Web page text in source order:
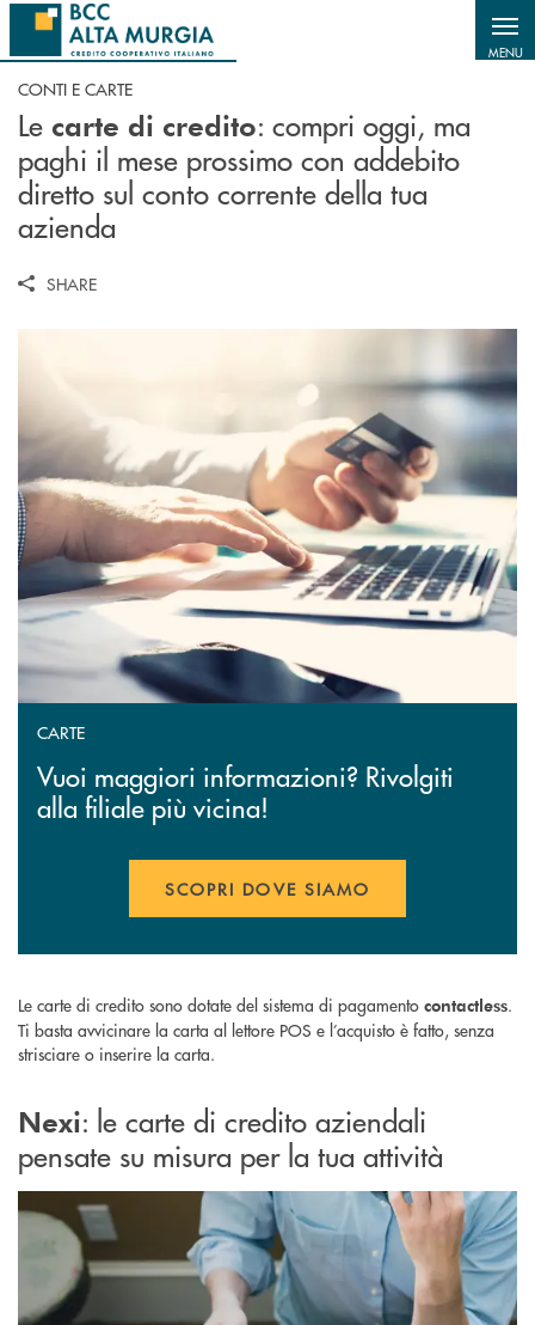
Salta al contenuto principale
MENU
CONTI E CARTE
Le carte di credito: compri oggi, ma
paghi il mese prossimo con addebito
diretto sul conto corrente della tua
azienda
SHARE
CARTE
Vuoi maggiori informazioni? Rivolgiti
alla filiale più vicina!
SCOPRI DOVE SIAMO
Le carte di credito sono dotate del sistema di pagamento contactless.
Ti basta avvicinare la carta al lettore POS e l’acquisto è fatto, senza
strisciare o inserire la carta.
Nexi: le carte di credito aziendali
pensate su misura per la tua attività